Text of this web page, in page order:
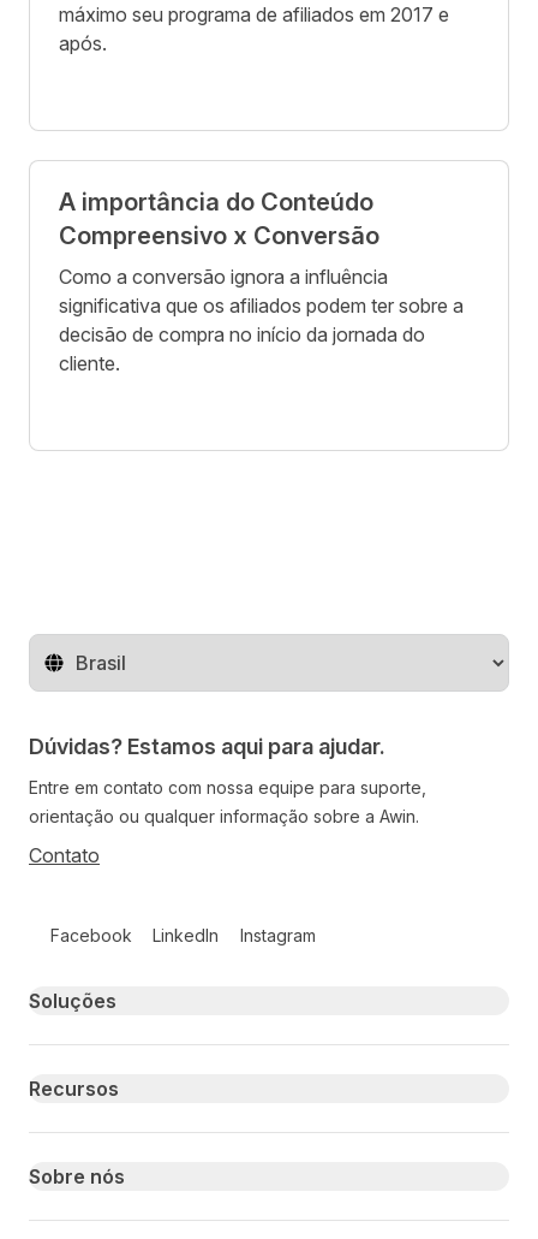
máximo seu programa de afiliados em 2017 e
após.
A importância do Conteúdo
Compreensivo x Conversão
Como a conversão ignora a influência
significativa que os afiliados podem ter sobre a
decisão de compra no início da jornada do
cliente.
Mude o território
Dúvidas? Estamos aqui para ajudar.
Entre em contato com nossa equipe para suporte,
orientação ou qualquer informação sobre a Awin.
Contato
Facebook LinkedIn Instagram
Primary footer navigation
Soluções
Recursos
Sobre nós